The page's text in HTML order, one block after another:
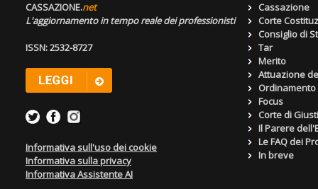
CASSAZIONE.net
L'aggiornamento in tempo reale dei professionisti
ISSN: 2532-8727
Informativa sull'uso dei cookie
Informativa sulla privacy
Informativa Assistente AI
Cassazione
Corte
Consiglio di
Tar
Merito
Attuazione
Focus
Corte di
Il Parere
Le FAQ dei
In breve